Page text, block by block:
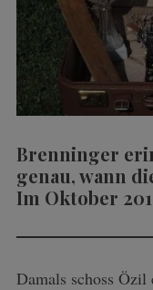
Brenninger
genau, wann
Im Oktober
Damals schoss Özil